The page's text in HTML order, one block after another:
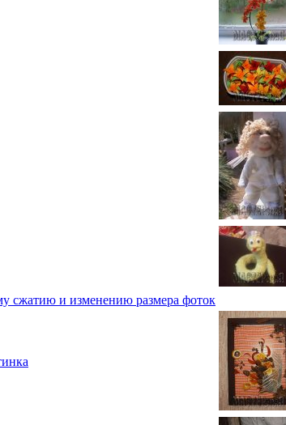
сжатию и изменению размера фоток